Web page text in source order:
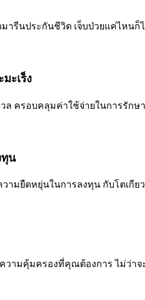
ารีนประกันชีวิต เจ็บป่วยแค่ไหนก็
ะเร็ง
ล ครอบคลุมค่าใช้จ่ายในการรักษ
ทุน
ามยืดหยุ่นในการลงทุน กับโตเกีย
วามคุ้มครองที่คุณต้องการ ไม่ว่า